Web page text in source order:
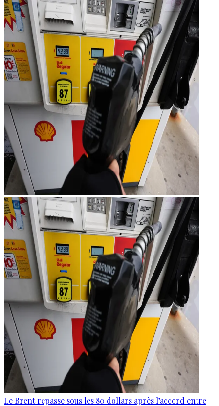
Le Brent repasse sous les 80 dollars après l’accord entre